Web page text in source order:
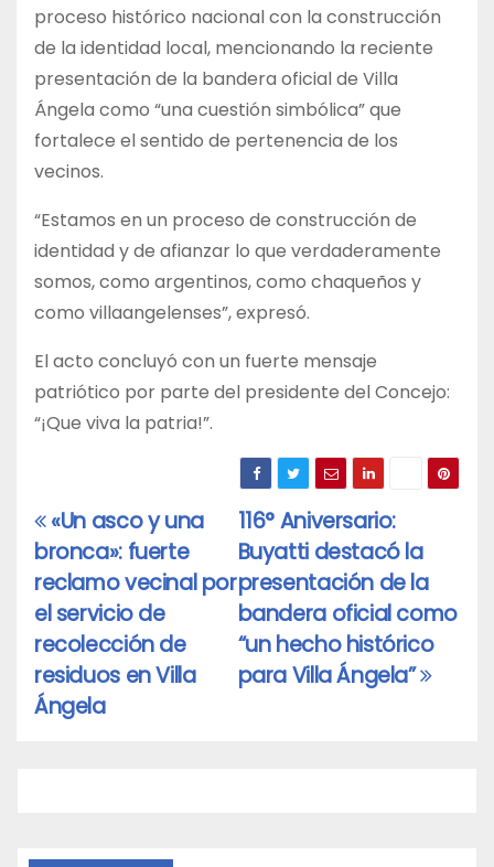
proceso histórico nacional con la construcción
de la identidad local, mencionando la reciente
presentación de la bandera oficial de Villa
Ángela como “una cuestión simbólica” que
fortalece el sentido de pertenencia de los
vecinos.
“Estamos en un proceso de construcción de
identidad y de afianzar lo que verdaderamente
somos, como argentinos, como chaqueños y
como villaangelenses”, expresó.
El acto concluyó con un fuerte mensaje
patriótico por parte del presidente del Concejo:
“¡Que viva la patria!”.
Navegación
de
entradas
116° Aniversario:
Buyatti destacó la
presentación de la
bandera oficial como
“un hecho histórico
para Villa Ángela”
«Un asco y una
bronca»: fuerte
reclamo vecinal por
el servicio de
recolección de
residuos en Villa
Ángela